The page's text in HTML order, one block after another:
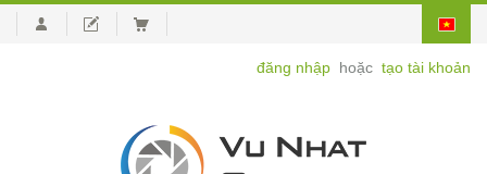
đăng nhập hoặc tạo tài khoản